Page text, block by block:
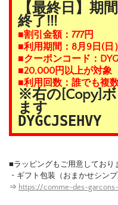
【最終日】期
終了!!!
■割引金額：777円
■利用期間：8月9日(日
■クーポンコード：
■20,000円以上が対象
■利用回数：誰でも複
※右の[Copy]
ます
DYGCJSEHVY
■ラッピングもご用意しており
・ギフト包装（おまかせシンプ
⇒ https://comme-des-